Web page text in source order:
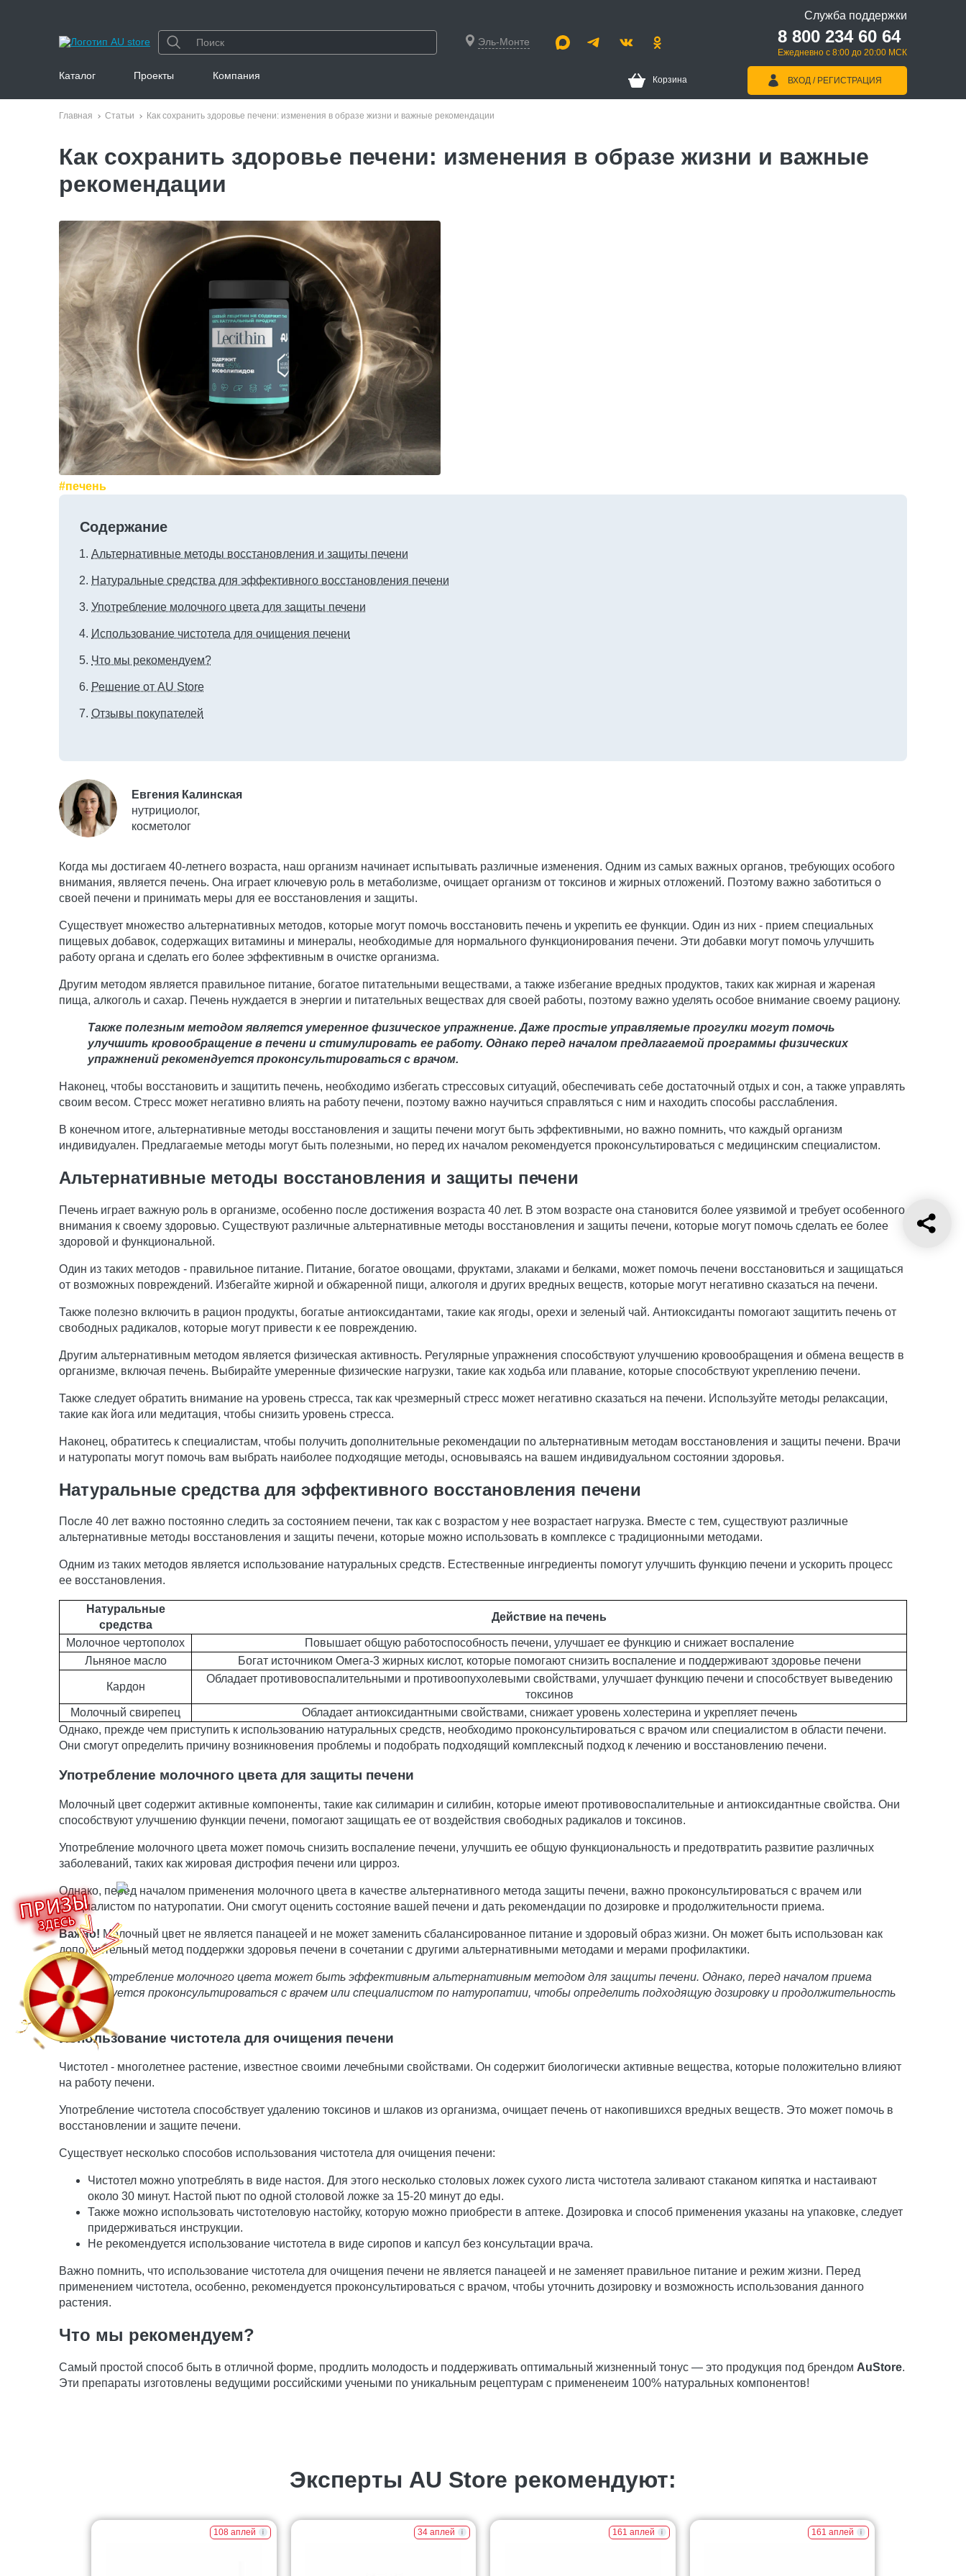
Эль-Монте
Служба поддержки
8 800 234 60 64
Ежедневно с 8:00 до 20:00 МСК
Каталог Проекты Компания Корзина ВХОД / РЕГИСТРАЦИЯ
Главная Статьи Как сохранить здоровье печени: изменения в образе жизни и важные рекомендации
Как сохранить здоровье печени: изменения в образе жизни и важные
рекомендации
#печень
Содержание
Альтернативные методы восстановления и защиты печени
Натуральные средства для эффективного восстановления печени
Употребление молочного цвета для защиты печени
Использование чистотела для очищения печени
Что мы рекомендуем?
Решение от AU Store
Отзывы покупателей
Евгения Калинская
нутрициолог,
косметолог
Когда мы достигаем 40-летнего возраста, наш организм начинает испытывать различные изменения. Одним из самых важных органов, требующих особого
внимания, является печень. Она играет ключевую роль в метаболизме, очищает организм от токсинов и жирных отложений. Поэтому важно заботиться о
своей печени и принимать меры для ее восстановления и защиты.
Существует множество альтернативных методов, которые могут помочь восстановить печень и укрепить ее функции. Один из них - прием специальных
пищевых добавок, содержащих витамины и минералы, необходимые для нормального функционирования печени. Эти добавки могут помочь улучшить
работу органа и сделать его более эффективным в очистке организма.
Другим методом является правильное питание, богатое питательными веществами, а также избегание вредных продуктов, таких как жирная и жареная
пища, алкоголь и сахар. Печень нуждается в энергии и питательных веществах для своей работы, поэтому важно уделять особое внимание своему рациону.
Также полезным методом является умеренное физическое упражнение. Даже простые управляемые прогулки могут помочь
улучшить кровообращение в печени и стимулировать ее работу. Однако перед началом предлагаемой программы физических
упражнений рекомендуется проконсультироваться с врачом.
Наконец, чтобы восстановить и защитить печень, необходимо избегать стрессовых ситуаций, обеспечивать себе достаточный отдых и сон, а также управлять
своим весом. Стресс может негативно влиять на работу печени, поэтому важно научиться справляться с ним и находить способы расслабления.
В конечном итоге, альтернативные методы восстановления и защиты печени могут быть эффективными, но важно помнить, что каждый организм
индивидуален. Предлагаемые методы могут быть полезными, но перед их началом рекомендуется проконсультироваться с медицинским специалистом.
Альтернативные методы восстановления и защиты печени
Печень играет важную роль в организме, особенно после достижения возраста 40 лет. В этом возрасте она становится более уязвимой и требует особенного
внимания к своему здоровью. Существуют различные альтернативные методы восстановления и защиты печени, которые могут помочь сделать ее более
здоровой и функциональной.
Один из таких методов - правильное питание. Питание, богатое овощами, фруктами, злаками и белками, может помочь печени восстановиться и защищаться
от возможных повреждений. Избегайте жирной и обжаренной пищи, алкоголя и других вредных веществ, которые могут негативно сказаться на печени.
Также полезно включить в рацион продукты, богатые антиоксидантами, такие как ягоды, орехи и зеленый чай. Антиоксиданты помогают защитить печень от
свободных радикалов, которые могут привести к ее повреждению.
Другим альтернативным методом является физическая активность. Регулярные упражнения способствуют улучшению кровообращения и обмена веществ в
организме, включая печень. Выбирайте умеренные физические нагрузки, такие как ходьба или плавание, которые способствуют укреплению печени.
Также следует обратить внимание на уровень стресса, так как чрезмерный стресс может негативно сказаться на печени. Используйте методы релаксации,
такие как йога или медитация, чтобы снизить уровень стресса.
Наконец, обратитесь к специалистам, чтобы получить дополнительные рекомендации по альтернативным методам восстановления и защиты печени. Врачи
и натуропаты могут помочь вам выбрать наиболее подходящие методы, основываясь на вашем индивидуальном состоянии здоровья.
Натуральные средства для эффективного восстановления печени
После 40 лет важно постоянно следить за состоянием печени, так как с возрастом у нее возрастает нагрузка. Вместе с тем, существуют различные
альтернативные методы восстановления и защиты печени, которые можно использовать в комплексе с традиционными методами.
Одним из таких методов является использование натуральных средств. Естественные ингредиенты помогут улучшить функцию печени и ускорить процесс
ее восстановления.
Натуральные
средства
Действие на печень
Молочное чертополох
Повышает общую работоспособность печени, улучшает ее функцию и снижает воспаление
Льняное масло
Богат источником Омега-3 жирных кислот, которые помогают снизить воспаление и поддерживают здоровье печени
Кардон
Обладает противовоспалительными и противоопухолевыми свойствами, улучшает функцию печени и способствует выведению
токсинов
Молочный свирепец
Обладает антиоксидантными свойствами, снижает уровень холестерина и укрепляет печень
Однако, прежде чем приступить к использованию натуральных средств, необходимо проконсультироваться с врачом или специалистом в области печени.
Они смогут определить причину возникновения проблемы и подобрать подходящий комплексный подход к лечению и восстановлению печени.
Употребление молочного цвета для защиты печени
Молочный цвет содержит активные компоненты, такие как силимарин и силибин, которые имеют противовоспалительные и антиоксидантные свойства. Они
способствуют улучшению функции печени, помогают защищать ее от воздействия свободных радикалов и токсинов.
Употребление молочного цвета может помочь снизить воспаление печени, улучшить ее общую функциональность и предотвратить развитие различных
заболеваний, таких как жировая дистрофия печени или цирроз.
Однако, перед началом применения молочного цвета в качестве альтернативного метода защиты печени, важно проконсультироваться с врачем или
специалистом по натуропатии. Они смогут оценить состояние вашей печени и дать рекомендации по дозировке и продолжительности приема.
Важно! Молочный цвет не является панацеей и не может заменить сбалансированное питание и здоровый образ жизни. Он может быть использован как
дополнительный метод поддержки здоровья печени в сочетании с другими альтернативными методами и мерами профилактики.
Итак, употребление молочного цвета может быть эффективным альтернативным методом для защиты печени. Однако, перед началом приема
рекомендуется проконсультироваться с врачем или специалистом по натуропатии, чтобы определить подходящую дозировку и продолжительность
приема.
Использование чистотела для очищения печени
Чистотел - многолетнее растение, известное своими лечебными свойствами. Он содержит биологически активные вещества, которые положительно влияют
на работу печени.
Употребление чистотела способствует удалению токсинов и шлаков из организма, очищает печень от накопившихся вредных веществ. Это может помочь в
восстановлении и защите печени.
Существует несколько способов использования чистотела для очищения печени:
Чистотел можно употреблять в виде настоя. Для этого несколько столовых ложек сухого листа чистотела заливают стаканом кипятка и настаивают
около 30 минут. Настой пьют по одной столовой ложке за 15-20 минут до еды.
Также можно использовать чистотеловую настойку, которую можно приобрести в аптеке. Дозировка и способ применения указаны на упаковке, следует
придерживаться инструкции.
Не рекомендуется использование чистотела в виде сиропов и капсул без консультации врача.
Важно помнить, что использование чистотела для очищения печени не является панацеей и не заменяет правильное питание и режим жизни. Перед
применением чистотела, особенно, рекомендуется проконсультироваться с врачом, чтобы уточнить дозировку и возможность использования данного
растения.
Что мы рекомендуем?
Самый простой способ быть в отличной форме, продлить молодость и поддерживать оптимальный жизненный тонус — это продукция под брендом AuStore.
Эти препараты изготовлены ведущими российскими учеными по уникальным рецептурам с примененеим 100% натуральных компонентов!
Эксперты AU Store рекомендуют:
108 аплей 34 аплей 161 аплей 161 аплей